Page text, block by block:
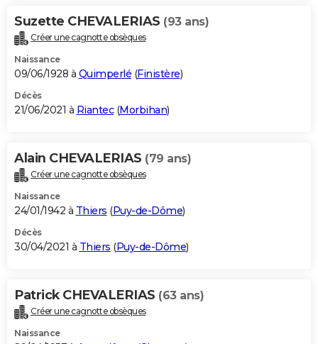
Suzette CHEVALERIAS (93 ans)
Créer une cagnotte obsèques
Naissance
09/06/1928 à Quimperlé (Finistère)
Décès
21/06/2021 à Riantec(Morbihan)
Alain CHEVALERIAS (79 ans)
Créer une cagnotte obsèques
Naissance
24/01/1942 à Thiers (Puy-de-Dôme)
Décès
30/04/2021 à Thiers (Puy-de-Dôme)
Patrick CHEVALERIAS (63 ans)
Créer une cagnotte obsèques
Naissance